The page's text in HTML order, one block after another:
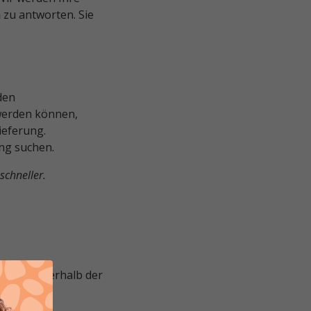
antworten. Sie
können,
suchen.
Sie innerhalb der